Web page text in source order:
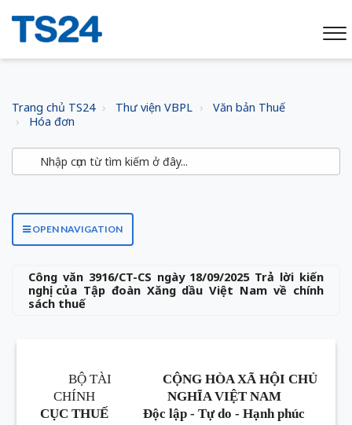
Trang chủ TS24 Thư viện VBPL
Văn bản Thuế
Hóa đơn
OPEN NAVIGATION
Công văn 3916/CT-CS ngày 18/09/2025 Trả lời kiến
nghị của Tập đoàn Xăng dầu Việt Nam về chính
sách thuế
BỘ TÀI
CHÍNH
CỤC THUẾ
CỘNG HÒA XÃ HỘI CHỦ
NGHĨA VIỆT NAM
Độc lập - Tự do - Hạnh phúc